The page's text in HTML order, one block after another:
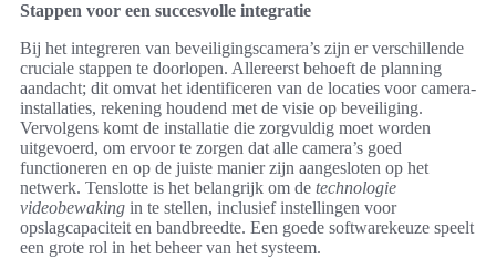
Stappen voor een succesvolle integratie
Bij het integreren van beveiligingscamera’s zijn er verschillende
cruciale stappen te doorlopen. Allereerst behoeft de planning
aandacht; dit omvat het identificeren van de locaties voor camera-
installaties, rekening houdend met de visie op beveiliging.
Vervolgens komt de installatie die zorgvuldig moet worden
uitgevoerd, om ervoor te zorgen dat alle camera’s goed
functioneren en op de juiste manier zijn aangesloten op het
netwerk. Tenslotte is het belangrijk om de technologie
videobewaking in te stellen, inclusief instellingen voor
opslagcapaciteit en bandbreedte. Een goede softwarekeuze speelt
een grote rol in het beheer van het systeem.